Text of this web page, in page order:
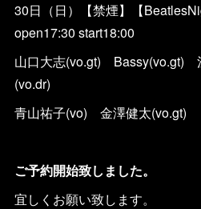
30日（日）【禁煙】【
open17:30 start18:00
山口大志(vo.gt) Bassy(vo.gt)
(vo.dr)
青山祐子(vo) 金澤健太
ご予約開始致しました。
宜しくお願い致します。